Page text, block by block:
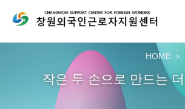
HOME
작은 두 손으로 만드는